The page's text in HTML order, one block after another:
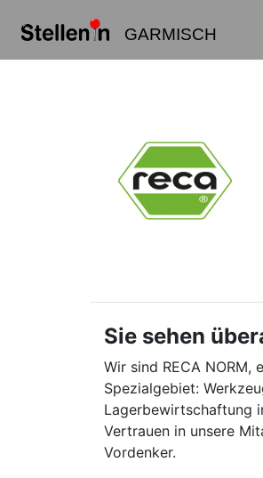
GARMISCH
Sie sehen
Wir sind RECA
Spezialgebiet:
Lagerbewirtschaftung
Vertrauen in unsere
Vordenker.